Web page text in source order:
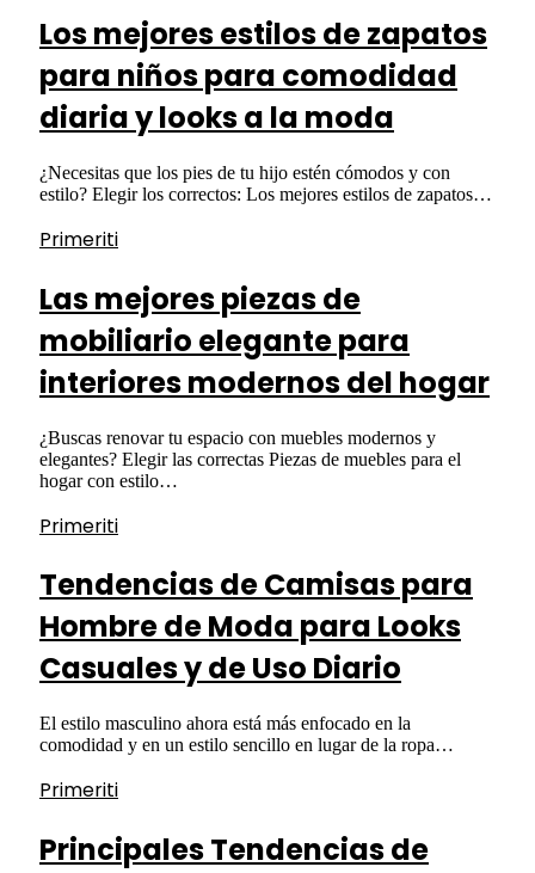
Los mejores estilos de zapatos
para niños para comodidad
diaria y looks a la moda
¿Necesitas que los pies de tu hijo estén cómodos y con
estilo? Elegir los correctos: Los mejores estilos de zapatos…
Primeriti
Las mejores piezas de
mobiliario elegante para
interiores modernos del hogar
¿Buscas renovar tu espacio con muebles modernos y
elegantes? Elegir las correctas Piezas de muebles para el
hogar con estilo…
Primeriti
Tendencias de Camisas para
Hombre de Moda para Looks
Casuales y de Uso Diario
El estilo masculino ahora está más enfocado en la
comodidad y en un estilo sencillo en lugar de la ropa…
Primeriti
Principales Tendencias de